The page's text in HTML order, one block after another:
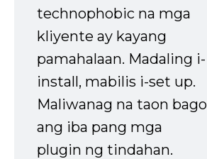
technophobic na mga
kliyente ay kayang
pamahalaan. Madaling i-
install, mabilis i-set up.
Maliwanag na taon bago
ang iba pang mga
plugin ng tindahan.